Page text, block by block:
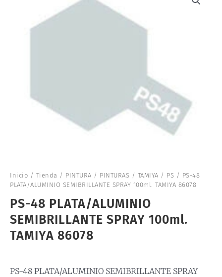
Inicio / Tienda / PINTURA / PINTURAS / TAMIYA / PS / PS-48
PLATA/ALUMINIO SEMIBRILLANTE SPRAY 100ml. TAMIYA 86078
PS-48 PLATA/ALUMINIO
SEMIBRILLANTE SPRAY 100ml.
TAMIYA 86078
PS-48 PLATA/ALUMINIO SEMIBRILLANTE SPRAY